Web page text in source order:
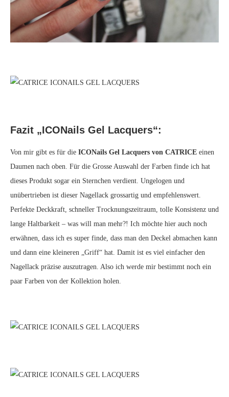
Fazit „ICONails Gel Lacquers“:
Von mir gibt es für die ICONails Gel Lacquers von CATRICE einen
Daumen nach oben. Für die Grosse Auswahl der Farben finde ich hat
dieses Produkt sogar ein Sternchen verdient. Ungelogen und
unübertrieben ist dieser Nagellack grossartig und empfehlenswert.
Perfekte Deckkraft, schneller Trocknungszeitraum, tolle Konsistenz und
lange Haltbarkeit – was will man mehr?! Ich möchte hier auch noch
erwähnen, dass ich es super finde, dass man den Deckel abmachen kann
und dann eine kleineren „Griff“ hat. Damit ist es viel einfacher den
Nagellack präzise auszutragen. Also ich werde mir bestimmt noch ein
paar Farben von der Kollektion holen.